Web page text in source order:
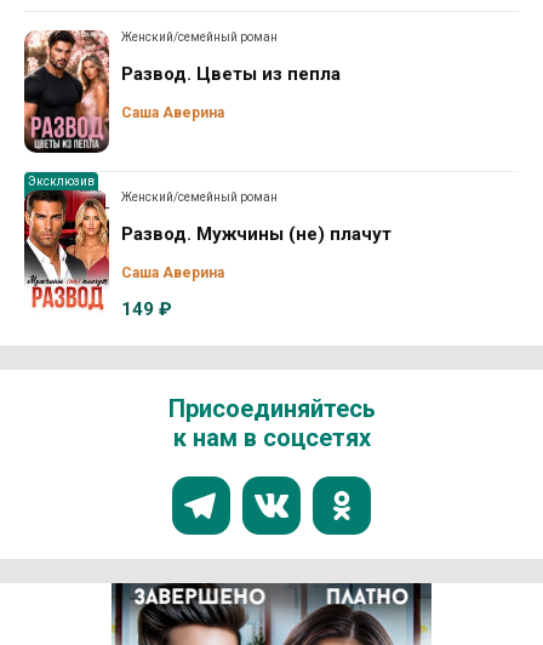
Женский/семейный роман
Развод. Цветы из пепла
Саша Аверина
Эксклюзив
Женский/семейный роман
Развод. Мужчины (не) плачут
Саша Аверина
149 ₽
Присоединяйтесь
к нам в соцсетях